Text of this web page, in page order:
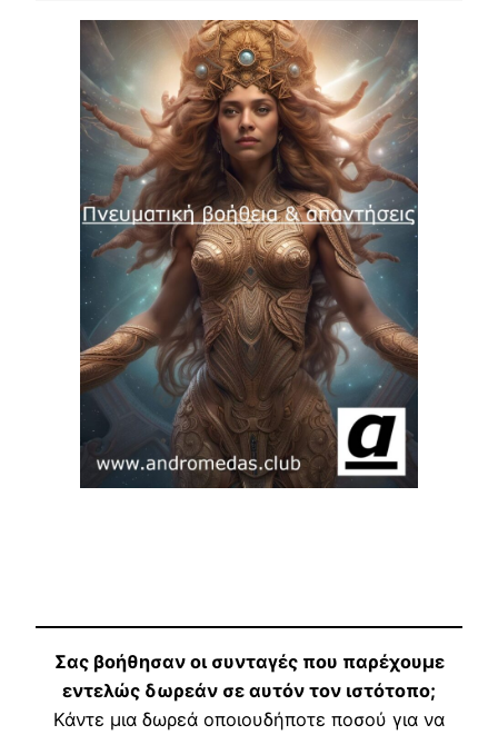
Σας βοήθησαν οι συνταγές που παρέχουμε
εντελώς δωρεάν σε αυτόν τον ιστότοπο;
Κάντε μια δωρεά οποιουδήποτε ποσού για να